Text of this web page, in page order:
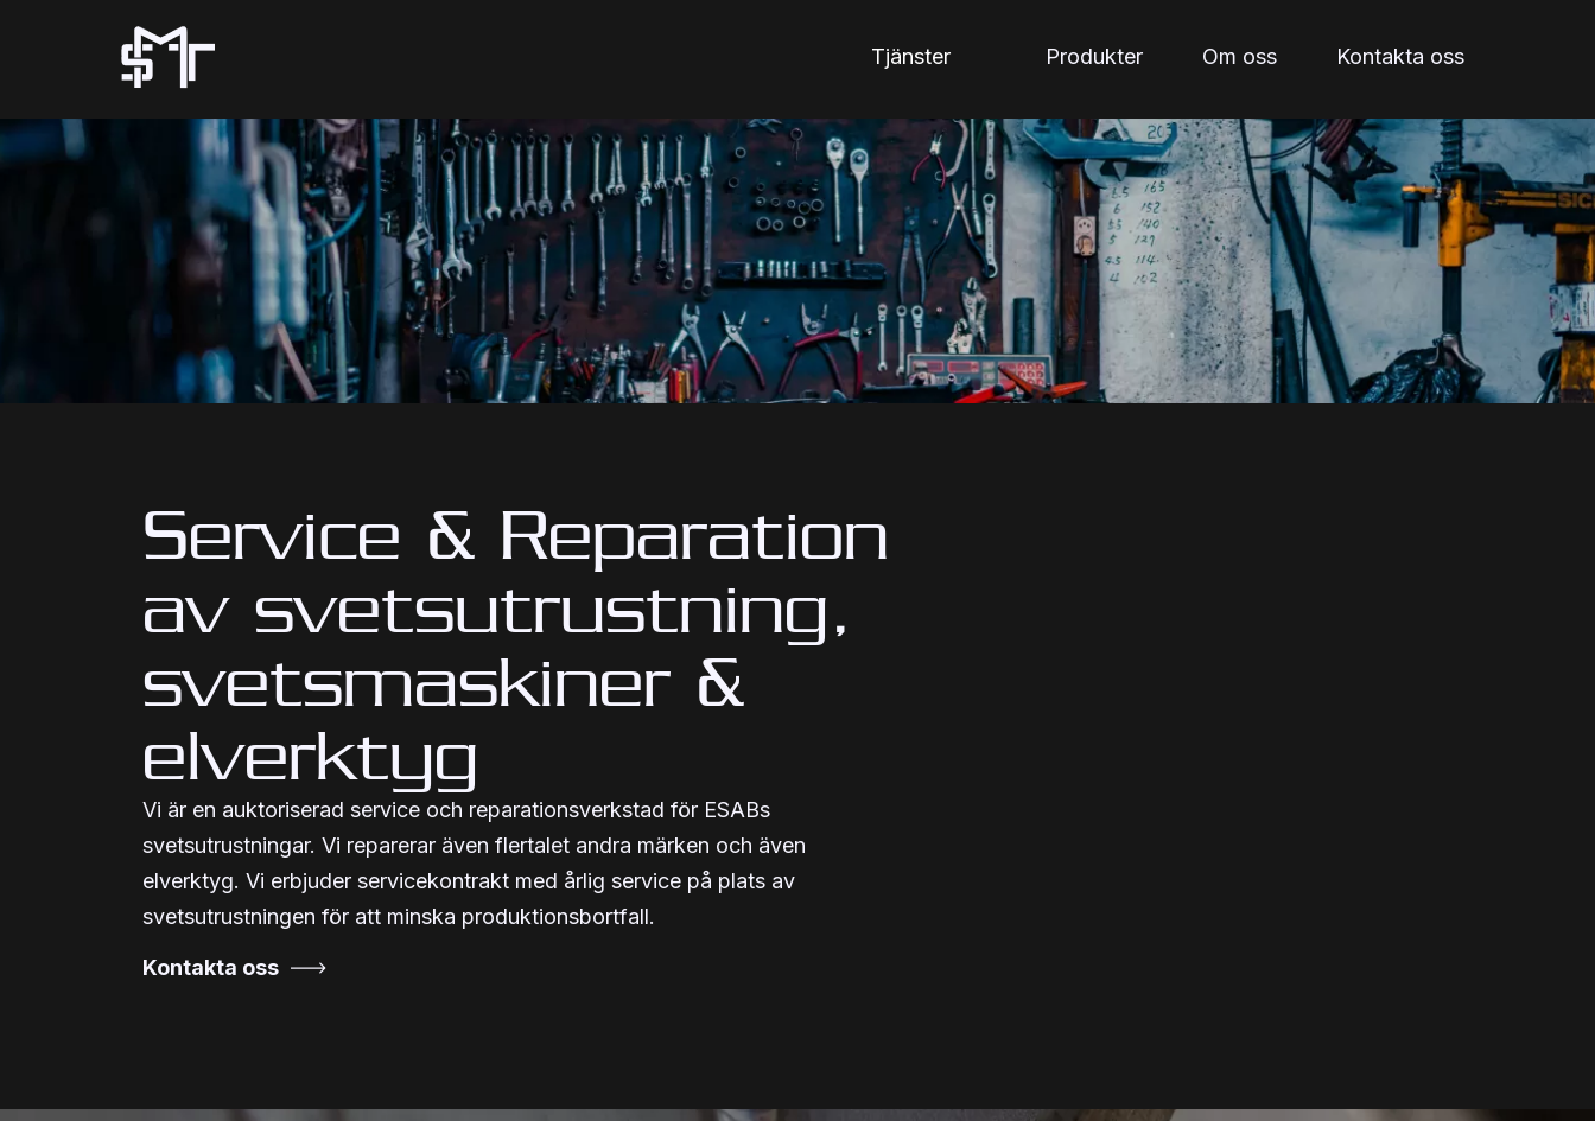
Tjänster Produkter Om oss Kontakta oss
Service & Reparation
av svetsutrustning,
svetsmaskiner &
elverktyg
Vi är en auktoriserad service och reparationsverkstad för ESABs
svetsutrustningar. Vi reparerar även flertalet andra märken och även
elverktyg. Vi erbjuder servicekontrakt med årlig service på plats av
svetsutrustningen för att minska produktionsbortfall.
Kontakta oss